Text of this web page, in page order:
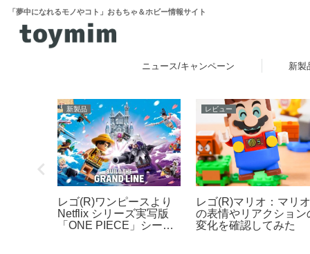
「夢中になれるモノやコト」おもちゃ＆ホビー情報サイト
ニュース/キャンペーン 新製
新製品
レゴ(R)ワンピースより
Netflix シリーズ実写版
「ONE PIECE」シーズ
レビュー
レゴ(R)マリオ：マリオ
の表情やリアクション
変化を確認してみた